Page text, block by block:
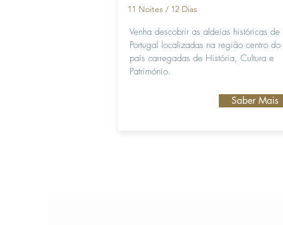
11 Noites / 12 Dias
Venha descobrir as aldeias históricas de
Portugal localizadas na região centro do
país carregadas de História, Cultura e
Património.
Saber Mais